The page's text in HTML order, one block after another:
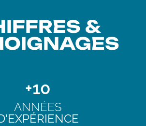
&
+10
ANNÉES